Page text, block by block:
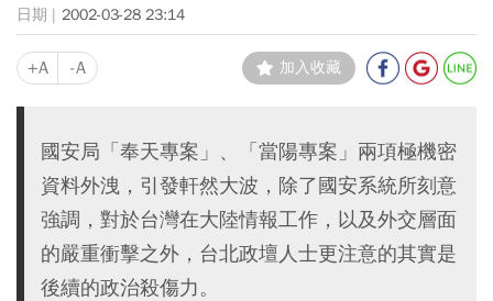
2002-03-28 23:14
+A -A 加入收藏
國安局「奉天專案」、「當陽專案」兩項極機密
資料外洩，引發軒然大波，除了國安系統所刻意
強調，對於台灣在大陸情報工作，以及外交層面
的嚴重衝擊之外，台北政壇人士更注意的其實是
後續的政治殺傷力。